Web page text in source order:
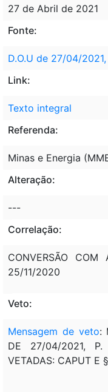
27 de Abril de 2021
Fonte:
D.O.U de 27/04/
Link:
Texto integral
Referenda:
Minas e Energia
Alteração:
---
Correlação:
CONVERSÃO COM
25/11/2020
Veto:
Mensagem de veto:
DE 27/04/2021,
VETADAS: CAPUT E